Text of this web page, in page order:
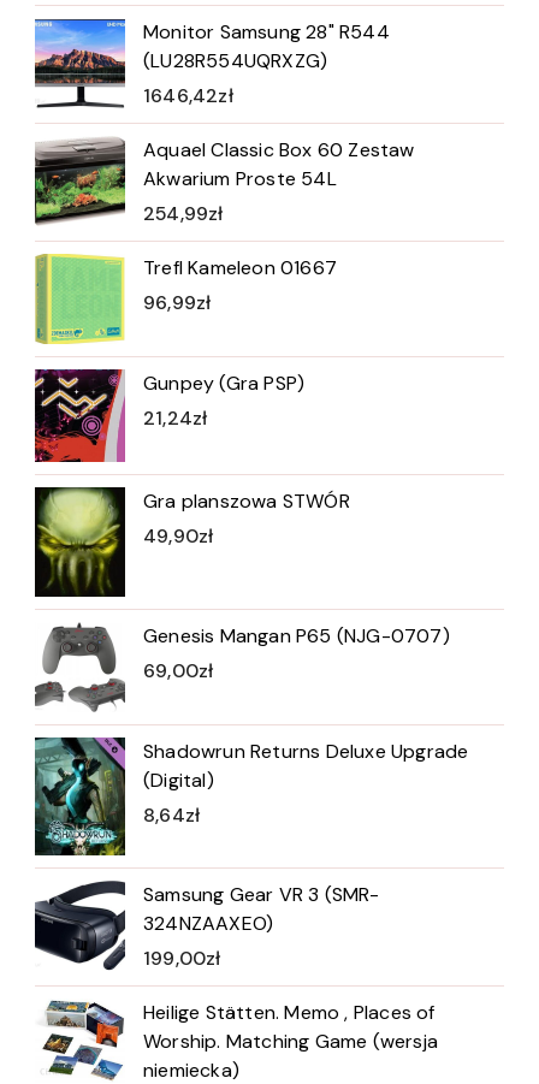
Monitor Samsung 28" R544
(LU28R554UQRXZG)
1646,42zł
Aquael Classic Box 60 Zestaw
Akwarium Proste 54L
254,99zł
Trefl Kameleon 01667
96,99zł
Gunpey (Gra PSP)
21,24zł
Gra planszowa STWÓR
49,90zł
Genesis Mangan P65 (NJG-0707)
69,00zł
Shadowrun Returns Deluxe Upgrade
(Digital)
8,64zł
Samsung Gear VR 3 (SMR-
324NZAAXEO)
199,00zł
Heilige Stätten. Memo , Places of
Worship. Matching Game (wersja
niemiecka)